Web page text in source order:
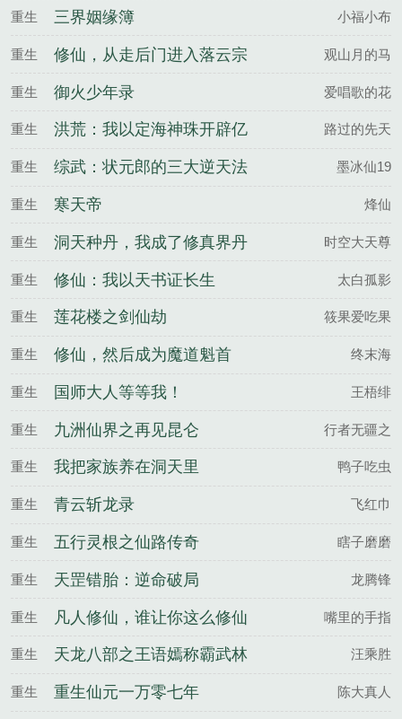
重生 三界姻缘簿 小福小布
重生
修仙，从走后门进入落云宗
开始
观山月的马
重生 御火少年录 爱唱歌的花
重生
洪荒：我以定海神珠开辟亿
万世界
路过的先天
重生
综武：状元郎的三大逆天法
则
墨冰仙19
重生 寒天帝 烽仙
重生
洞天种丹，我成了修真界丹
祖
时空大天尊
重生 修仙：我以天书证长生 太白孤影
重生 莲花楼之剑仙劫 筱果爱吃果
重生 修仙，然后成为魔道魁首 终末海
重生 国师大人等等我！ 王梧绯
重生 九洲仙界之再见昆仑 行者无疆之
重生 我把家族养在洞天里 鸭子吃虫
重生 青云斩龙录 飞红巾
重生 五行灵根之仙路传奇 瞎子磨磨
重生 天罡错胎：逆命破局 龙腾锋
重生
凡人修仙，谁让你这么修仙
的
嘴里的手指
重生 天龙八部之王语嫣称霸武林 汪乘胜
重生 重生仙元一万零七年 陈大真人